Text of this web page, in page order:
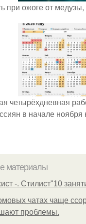
при ожоге от медузы,
четырёхдневная
в начале ноября
материалы
-. Стилист"10
чатах чаще
проблемы.